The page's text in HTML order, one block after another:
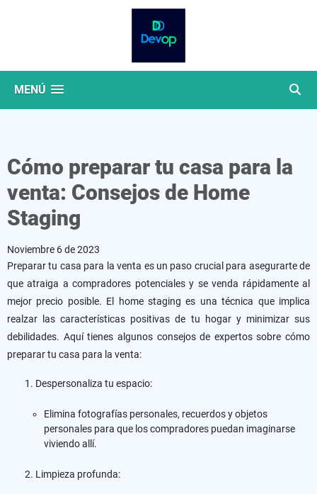
MENÚ
Cómo preparar tu casa para la
venta: Consejos de Home
Staging
Noviembre 6 de 2023
Preparar tu casa para la venta es un paso crucial para asegurarte de
que atraiga a compradores potenciales y se venda rápidamente al
mejor precio posible. El home staging es una técnica que implica
realzar las características positivas de tu hogar y minimizar sus
debilidades. Aquí tienes algunos consejos de expertos sobre cómo
preparar tu casa para la venta:
Despersonaliza tu espacio:
Elimina fotografías personales, recuerdos y objetos
personales para que los compradores puedan imaginarse
viviendo allí.
Limpieza profunda: